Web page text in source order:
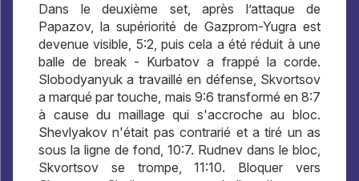
Dans le deuxième set, après l’attaque de
Papazov, la supériorité de Gazprom-Yugra est
devenue visible, 5:2, puis cela a été réduit à une
balle de break - Kurbatov a frappé la corde.
Slobodyanyuk a travaillé en défense, Skvortsov
a marqué par touche, mais 9:6 transformé en 8:7
à cause du maillage qui s'accroche au bloc.
Shevlyakov n'était pas contrarié et a tiré un as
sous la ligne de fond, 10:7. Rudnev dans le bloc,
Skvortsov se trompe, 11:10. Bloquer vers